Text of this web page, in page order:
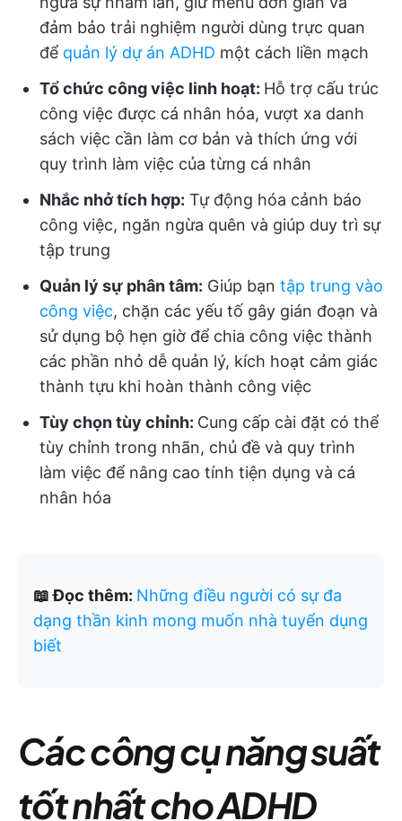
đảm bảo trải nghiệm người dùng trực quan
để quản lý dự án ADHD một cách liền mạch
Tổ chức công việc linh hoạt: Hỗ trợ cấu trúc
công việc được cá nhân hóa, vượt xa danh
sách việc cần làm cơ bản và thích ứng với
quy trình làm việc của từng cá nhân
Nhắc nhở tích hợp: Tự động hóa cảnh báo
công việc, ngăn ngừa quên và giúp duy trì sự
tập trung
Quản lý sự phân tâm: Giúp bạn tập trung vào
công việc, chặn các yếu tố gây gián đoạn và
sử dụng bộ hẹn giờ để chia công việc thành
các phần nhỏ dễ quản lý, kích hoạt cảm giác
thành tựu khi hoàn thành công việc
Tùy chọn tùy chỉnh: Cung cấp cài đặt có thể
tùy chỉnh trong nhãn, chủ đề và quy trình
làm việc để nâng cao tính tiện dụng và cá
nhân hóa
📖 Đọc thêm: Những điều người có sự đa
dạng thần kinh mong muốn nhà tuyển dụng
biết
Các công cụ năng suất
tốt nhất cho ADHD